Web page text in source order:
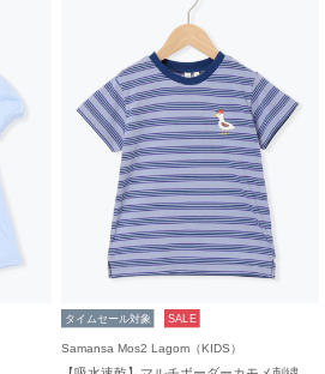
タイムセール対象 SALE
Samansa Mos2 Lagom（KIDS）